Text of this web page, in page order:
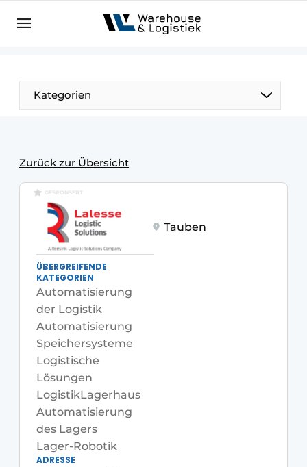
NL EN
Kategorien
Zurück zur Übersicht
GESPONSERT
Tauben
ÜBERGREIFENDE
KATEGORIEN
Automatisierung
der Logistik
Automatisierung
Speichersysteme
Logistische
Lösungen
LogistikLagerhaus
Automatisierung
des Lagers
Lager-Robotik
ADRESSE